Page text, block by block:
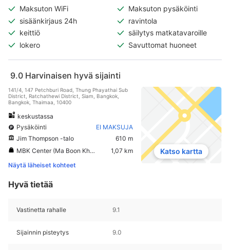
Maksuton WiFi
Maksuton pysäköinti
sisäänkirjaus 24h
ravintola
keittiö
säilytys matkatavaroille
lokero
Savuttomat huoneet
9.0 Harvinaisen hyvä sijainti
141/4, 147 Petchburi Road, Thung Phayathai Sub
District, Ratchathewi District, Siam, Bangkok,
Bangkok, Thaimaa, 10400
keskustassa
Pysäköinti
EI MAKSUJA
Jim Thompson -talo
610 m
MBK Center (Ma Boon Khrong Center)
1,07 km
Näytä läheiset kohteet
Katso kartta
Hyvä tietää
Vastinetta rahalle 9.1
Sijainnin pisteytys 9.0